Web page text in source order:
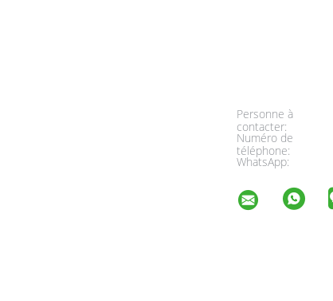
Personne à
contacter:
Numéro de
téléphone:
WhatsApp: